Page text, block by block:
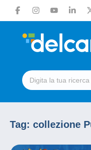
Tag: collezione